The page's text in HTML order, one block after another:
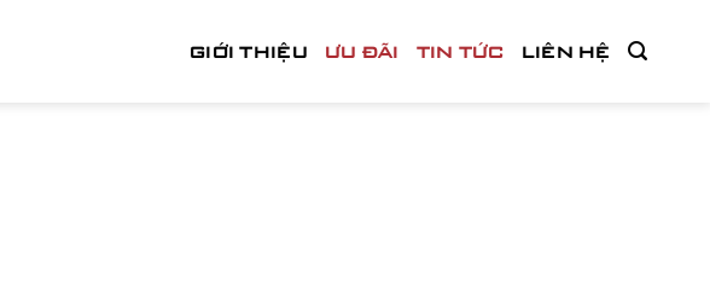
GIỚI THIỆU ƯU ĐÃI TIN TỨC LIÊN HỆ